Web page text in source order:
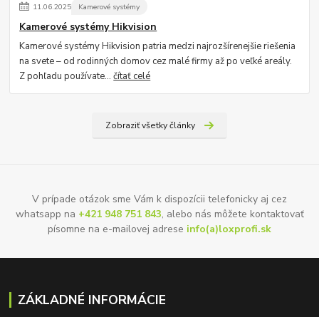
11.06.2025 Kamerové systémy
Kamerové systémy Hikvision
Kamerové systémy Hikvision patria medzi najrozšírenejšie riešenia
na svete – od rodinných domov cez malé firmy až po veľké areály.
Z pohľadu používate...čítať celé
Zobraziť všetky články
V prípade otázok sme Vám k dispozícii telefonicky aj cez
whatsapp na +421 948 751 843, alebo nás môžete kontaktovať
písomne na e-mailovej adrese info(a)loxprofi.sk
ZÁKLADNÉ INFORMÁCIE